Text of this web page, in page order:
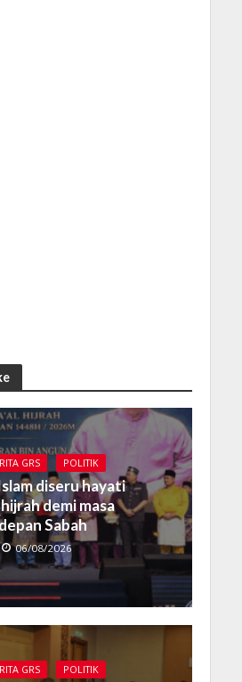
GRS POLITIK
diseru hayati
demi masa
Sabah
06/08/2026
GRS POLITIK